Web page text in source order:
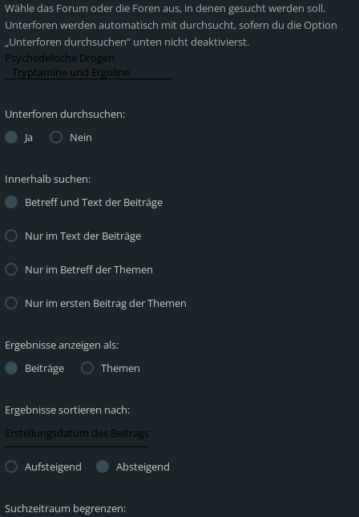
Wähle das Forum oder die Foren aus, in denen gesucht werden soll.
Unterforen werden automatisch mit durchsucht, sofern du die Option
„Unterforen durchsuchen“ unten nicht deaktivierst.
Unterforen durchsuchen:
Ja
Nein
Innerhalb suchen:
Betreff und Text der Beiträge
Nur im Text der Beiträge
Nur im Betreff der Themen
Nur im ersten Beitrag der Themen
Ergebnisse anzeigen als:
Beiträge
Themen
Ergebnisse sortieren nach:
Aufsteigend Absteigend
Suchzeitraum begrenzen: